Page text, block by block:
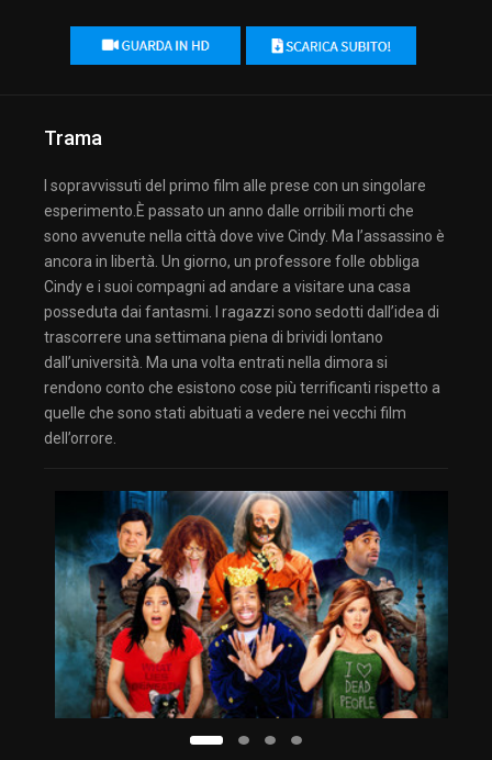
Trama
I sopravvissuti del primo film alle prese con un singolare
esperimento.È passato un anno dalle orribili morti che
sono avvenute nella città dove vive Cindy. Ma l’assassino è
ancora in libertà. Un giorno, un professore folle obbliga
Cindy e i suoi compagni ad andare a visitare una casa
posseduta dai fantasmi. I ragazzi sono sedotti dall’idea di
trascorrere una settimana piena di brividi lontano
dall’università. Ma una volta entrati nella dimora si
rendono conto che esistono cose più terrificanti rispetto a
quelle che sono stati abituati a vedere nei vecchi film
dell’orrore.